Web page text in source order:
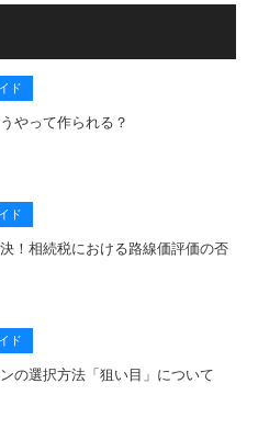
ド
やって作られる？
ド
！相続税における路線価評価の否
ド
の選択方法「狙い目」について